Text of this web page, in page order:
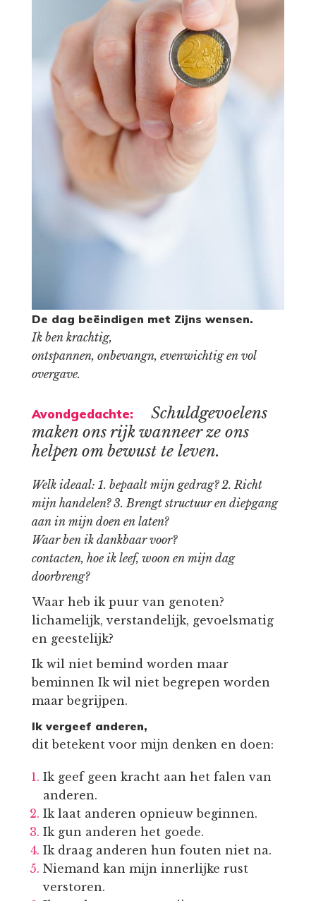
De dag beëindigen met Zijns wensen.
Ik ben krachtig,
ontspannen, onbevangn, evenwichtig en vol
overgave.
Avondgedachte:
Schuldgevoelens
maken ons rijk wanneer ze ons
helpen om bewust te leven.
Welk ideaal: 1. bepaalt mijn gedrag? 2. Richt
mijn handelen? 3. Brengt structuur en diepgang
aan in mijn doen en laten?
Waar ben ik dankbaar voor?
contacten, hoe ik leef, woon en mijn dag
doorbreng?
Waar heb ik puur van genoten?
lichamelijk, verstandelijk, gevoelsmatig
en geestelijk?
Ik wil niet bemind worden maar
beminnen Ik wil niet begrepen worden
maar begrijpen.
Ik vergeef anderen,
dit betekent voor mijn denken en doen:
Ik geef geen kracht aan het falen van
anderen.
Ik laat anderen opnieuw beginnen.
Ik gun anderen het goede.
Ik draag anderen hun fouten niet na.
Niemand kan mijn innerlijke rust
verstoren.